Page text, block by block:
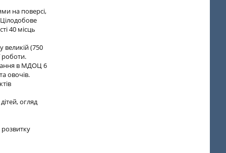
на поверсі,
40 місць
(750
роботи.
в МДОЦ 6
овочів.
огляд